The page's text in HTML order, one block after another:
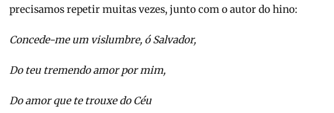
precisamos repetir muitas vezes, junto com o autor do hino:
Concede-me um vislumbre, ó Salvador,
Do teu tremendo amor por mim,
Do amor que te trouxe do Céu